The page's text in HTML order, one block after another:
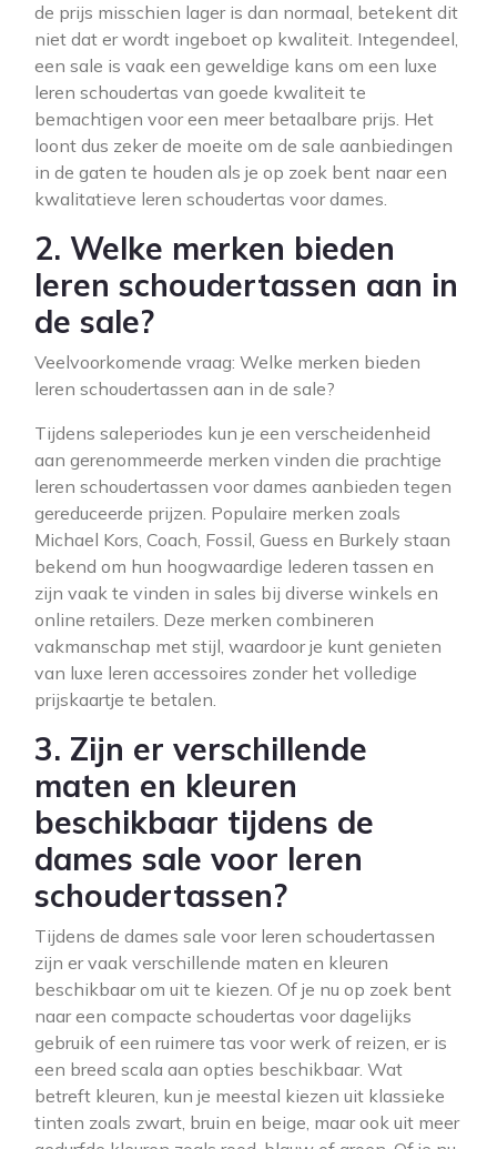
de prijs misschien lager is dan normaal, betekent dit
niet dat er wordt ingeboet op kwaliteit. Integendeel,
een sale is vaak een geweldige kans om een luxe
leren schoudertas van goede kwaliteit te
bemachtigen voor een meer betaalbare prijs. Het
loont dus zeker de moeite om de sale aanbiedingen
in de gaten te houden als je op zoek bent naar een
kwalitatieve leren schoudertas voor dames.
2. Welke merken bieden
leren schoudertassen aan in
de sale?
Veelvoorkomende vraag: Welke merken bieden
leren schoudertassen aan in de sale?
Tijdens saleperiodes kun je een verscheidenheid
aan gerenommeerde merken vinden die prachtige
leren schoudertassen voor dames aanbieden tegen
gereduceerde prijzen. Populaire merken zoals
Michael Kors, Coach, Fossil, Guess en Burkely staan
bekend om hun hoogwaardige lederen tassen en
zijn vaak te vinden in sales bij diverse winkels en
online retailers. Deze merken combineren
vakmanschap met stijl, waardoor je kunt genieten
van luxe leren accessoires zonder het volledige
prijskaartje te betalen.
3. Zijn er verschillende
maten en kleuren
beschikbaar tijdens de
dames sale voor leren
schoudertassen?
Tijdens de dames sale voor leren schoudertassen
zijn er vaak verschillende maten en kleuren
beschikbaar om uit te kiezen. Of je nu op zoek bent
naar een compacte schoudertas voor dagelijks
gebruik of een ruimere tas voor werk of reizen, er is
een breed scala aan opties beschikbaar. Wat
betreft kleuren, kun je meestal kiezen uit klassieke
tinten zoals zwart, bruin en beige, maar ook uit meer